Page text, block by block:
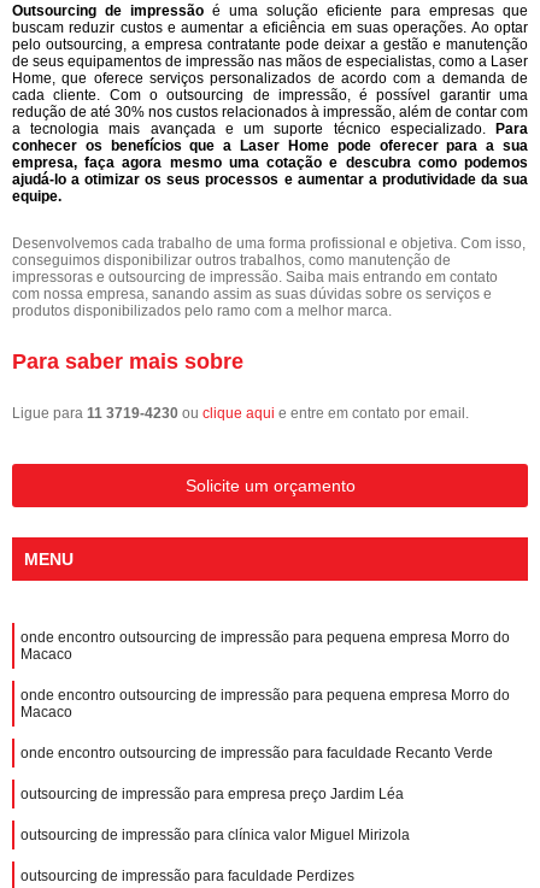
Outsourcing de impressão é uma solução eficiente para empresas que
buscam reduzir custos e aumentar a eficiência em suas operações. Ao optar
pelo outsourcing, a empresa contratante pode deixar a gestão e manutenção
de seus equipamentos de impressão nas mãos de especialistas, como a Laser
Home, que oferece serviços personalizados de acordo com a demanda de
cada cliente. Com o outsourcing de impressão, é possível garantir uma
redução de até 30% nos custos relacionados à impressão, além de contar com
a tecnologia mais avançada e um suporte técnico especializado. Para
conhecer os benefícios que a Laser Home pode oferecer para a sua
empresa, faça agora mesmo uma cotação e descubra como podemos
ajudá-lo a otimizar os seus processos e aumentar a produtividade da sua
equipe.
Desenvolvemos cada trabalho de uma forma profissional e objetiva. Com isso,
conseguimos disponibilizar outros trabalhos, como manutenção de
impressoras e outsourcing de impressão. Saiba mais entrando em contato
com nossa empresa, sanando assim as suas dúvidas sobre os serviços e
produtos disponibilizados pelo ramo com a melhor marca.
Para saber mais sobre
Ligue para 11 3719-4230 ou clique aqui e entre em contato por email.
Solicite um orçamento
MENU
onde encontro outsourcing de impressão para pequena empresa Morro do
Macaco
onde encontro outsourcing de impressão para pequena empresa Morro do
Macaco
onde encontro outsourcing de impressão para faculdade Recanto Verde
outsourcing de impressão para empresa preço Jardim Léa
outsourcing de impressão para clínica valor Miguel Mirizola
outsourcing de impressão para faculdade Perdizes